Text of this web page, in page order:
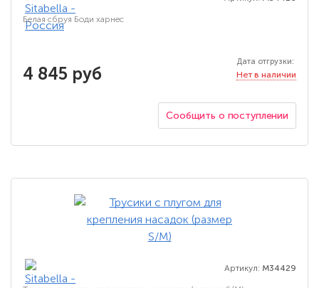
Белая сбруя Боди харнес
4 845 руб
Дата отгрузки:
Нет в наличии
Сообщить о поступлении
Артикул: M34429